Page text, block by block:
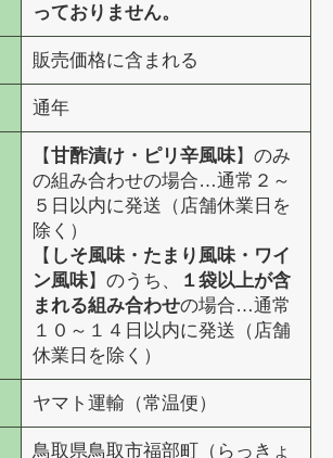
っておりません。
販売価格に含まれる
通年
【甘酢漬け・ピリ辛風味】のみ
の組み合わせの場合…通常２～
５日以内に発送（店舗休業日を
除く）
【 しそ風味・たまり風味・ワイ
ン風味】のうち、
１袋以上が含
まれる組み合わせの場合…通常
１０～１４日以内に発送（店舗
休業日を除く）
ヤマト運輸（常温便）
鳥取県鳥取市福部町（らっきょ